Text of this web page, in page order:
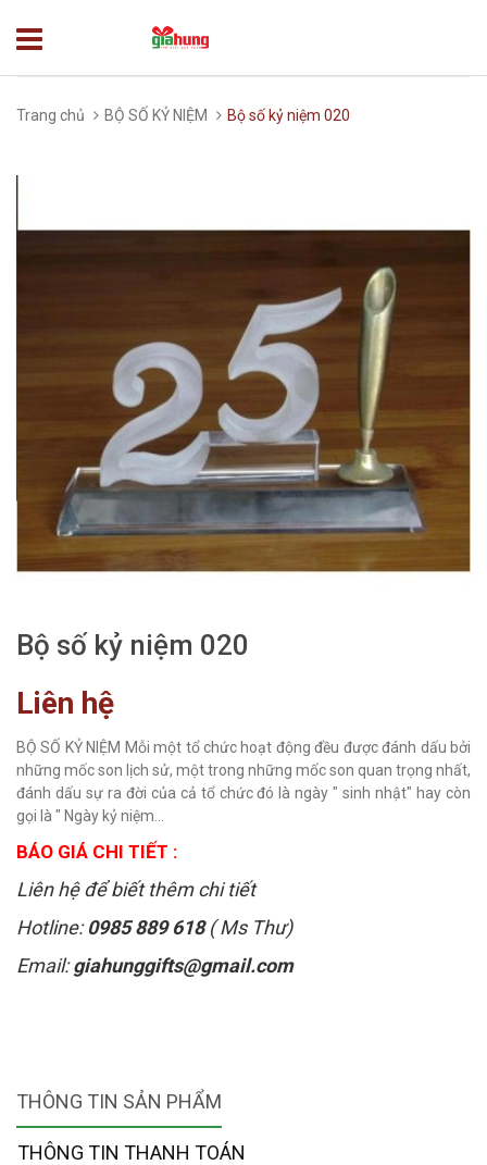
Trang chủ BỘ SỐ KỶ NIỆM Bộ số kỷ niệm 020
Bộ số kỷ niệm 020
Liên hệ
BỘ SỐ KỶ NIỆM Mỗi một tổ chức hoạt động đều được đánh dấu bởi
những mốc son lịch sử, một trong những mốc son quan trọng nhất,
đánh dấu sự ra đời của cả tổ chức đó là ngày " sinh nhật" hay còn
gọi là " Ngày kỷ niệm...
BÁO GIÁ CHI TIẾT :
Liên hệ để biết thêm chi tiết
Hotline:0985 889 618( Ms Thư)
Email:giahunggifts@gmail.com
THÔNG TIN SẢN PHẨM
THÔNG TIN THANH TOÁN